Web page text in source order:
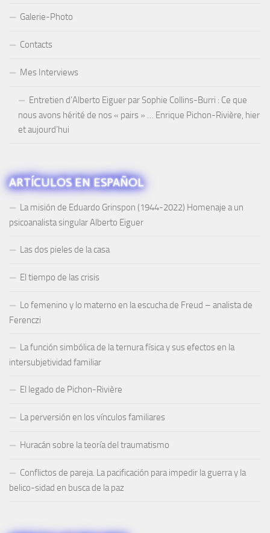
Galerie-Photo
Contacts
Mes Interviews
Entretien d’Alberto Eiguer par Sophie Collins-Burri : Ce que
nous avons hérité de nos « pairs » … Enrique Pichon-Rivière, hier
et aujourd’hui
ARTÍCULOS EN ESPAÑOL
La misión de Eduardo Grinspon (1944-2022) Homenaje a un
psicoanalista singular Alberto Eiguer
Las dos pieles de la casa
El tiempo de las crisis
Lo femenino y lo materno en la escucha de Freud – analista de
Ferenczi
La función simbólica de la ternura física y sus efectos en la
intersubjetividad familiar
El legado de Pichon-Rivière
La perversión en los vínculos familiares
Huracán sobre la teoría del traumatismo
Conflictos de pareja. La pacificación para impedir la guerra y la
belico-sidad en busca de la paz